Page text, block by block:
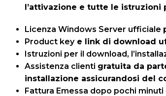
l’attivazione e tutte le istruzioni
Licenza Windows Server ufficiale
Product keye link di download
Istruzioni per il download,
Assistenza clienti gratuita da
installazione assicurandosi del
Fattura Emessa dopo pochi minuti